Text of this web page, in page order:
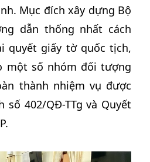
Mục đích xây dựng Bộ
dẫn thống nhất cách
quyết giấy tờ quốc tịch,
một số nhóm đối tượng
thành nhiệm vụ được
số 402/QĐ-TTg và Quyết